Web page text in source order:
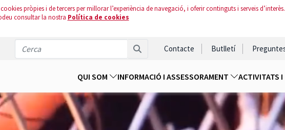
pròpies i de tercers per millorar l’experiència de navegació, i oferir continguts i serveis d’interès.
consultar la nostra Política de cookies
Contacte Butlletí
QUI SOM INFORMACIÓ I ASSESSORAMENT ACTIVITATS